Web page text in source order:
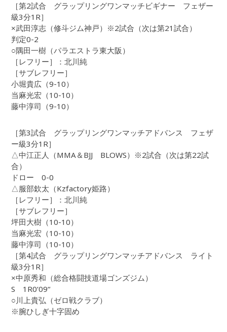
［第2試合 グラップリングワンマッチビギナー フェザー
級3分1R］
×武田淳志（修斗ジム神戸）※2試合（次は第21試合）
判定0-2
○隅田一樹（パラエストラ東大阪）
［レフリー］：北川純
［サブレフリー］
小堀貴広（9-10）
当麻光宏（10-10）
藤中淳司（9-10）
［第3試合 グラップリングワンマッチアドバンス フェザ
ー級3分1R］
△中江正人（MMA＆BJJ BLOWS）※2試合（次は第22試
合）
ドロー 0-0
△服部欽太（Kzfactory姫路）
［レフリー］：北川純
［サブレフリー］
坪田大樹（10-10）
当麻光宏（10-10）
藤中淳司（10-10）
［第4試合 グラップリングワンマッチアドバンス ライト
級3分1R］
×中原秀和（総合格闘技道場ゴンズジム）
S 1R0‘09“
○川上貴弘（ゼロ戦クラブ）
※腕ひしぎ十字固め